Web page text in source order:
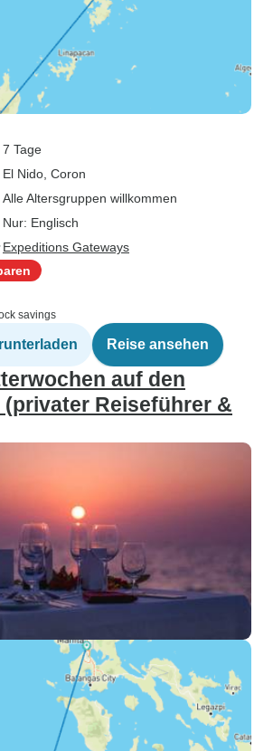
7 Tage
El Nido , Coron
Alle Altersgruppen willkommen
Nur: Englisch
Expeditions Gateways
savings
Reise ansehen
auf den
Reiseführer &